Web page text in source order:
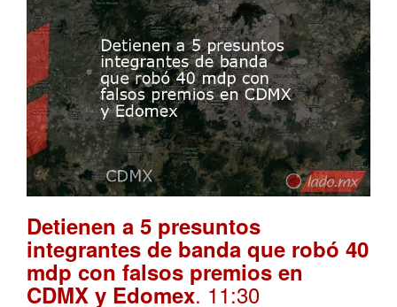
Detienen a 5 presuntos
integrantes de banda que robó 40
mdp con falsos premios en
CDMX y Edomex. 11:30